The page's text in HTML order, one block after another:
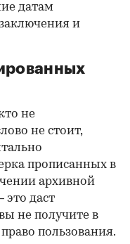
датам
и
не
не стоит,
прописанных в
архивной
даст
не получите в
пользования.